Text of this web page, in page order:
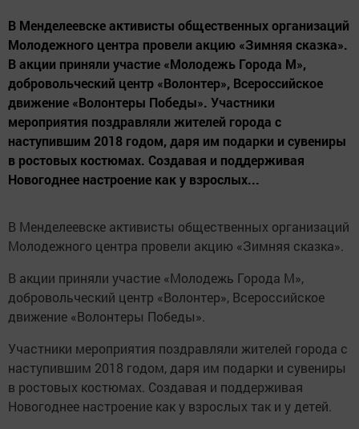
В Менделеевске активисты общественных организаций
Молодежного центра провели акцию «Зимняя сказка».
В акции приняли участие «Молодежь Города М»,
добровольческий центр «Волонтер», Всероссийское
движение «Волонтеры Победы». Участники
мероприятия поздравляли жителей города с
наступившим 2018 годом, даря им подарки и сувениры
в ростовых костюмах. Создавая и поддерживая
Новогоднее настроение как у взрослых...
В Менделеевске активисты общественных организаций
Молодежного центра провели акцию «Зимняя сказка».
В акции приняли участие «Молодежь Города М»,
добровольческий центр «Волонтер», Всероссийское
движение «Волонтеры Победы».
Участники мероприятия поздравляли жителей города с
наступившим 2018 годом, даря им подарки и сувениры
в ростовых костюмах. Создавая и поддерживая
Новогоднее настроение как у взрослых так и у детей.